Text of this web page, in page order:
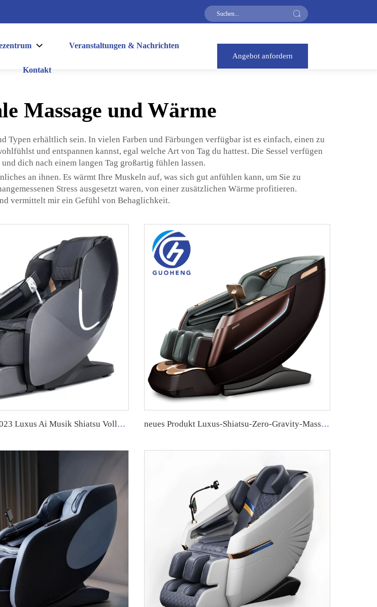
Veranstaltungen & Nachrichten
Kontakt
Angebot anfordern
Massage und Wärme
Typen erhältlich sein. In vielen Farben und Färbungen verfügbar ist es einfach, einen zu
und entspannen kannst, egal welche Art von Tag du hattest. Die Sessel verfügen
dich nach einem langen Tag großartig fühlen lassen.
an ihnen. Es wärmt Ihre Muskeln auf, was sich gut anfühlen kann, um Sie zu
Stress ausgesetzt waren, von einer zusätzlichen Wärme profitieren.
vermittelt mir ein Gefühl von Behaglichkeit.
Massagestuhl 2023 Luxus Ai Musik Shiatsu Vollkörper 4D Nullschwerkraft Vollkörper Massage neues Produkt Luxus-Shiatsu-Zero-Gravity-Massager-Stuhl SL-Schiene 4D-Körpermassager-Stuhl-Touch-Massage-Stuhl